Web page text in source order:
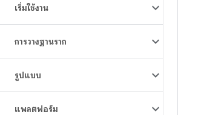
เริ่มใช้งาน
การวางฐานราก
รูปแบบ
แพลตฟอร์ม